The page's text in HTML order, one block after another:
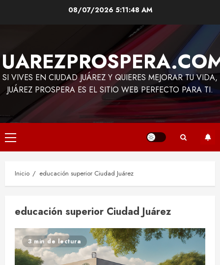
08/07/2026 5:11:48 AM
SI VIVES EN CIUDAD JUÁREZ Y QUIERES MEJORAR TU VIDA,
JUÁREZ PROSPERA ES EL SITIO WEB PERFECTO PARA TI.
Menú
principal
Inicio educación superior Ciudad Juárez
educación superior Ciudad Juárez
3 min de lectura